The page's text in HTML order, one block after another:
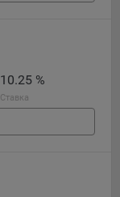
10.25 %
Ставка